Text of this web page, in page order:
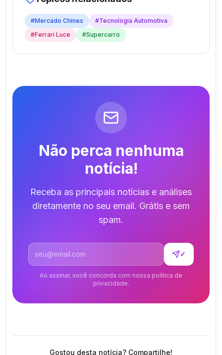
#Mercado Chines #Tecnologia Automotiva
#Ferrari Luce #Supercarro
Não perca nenhuma
notícia!
Receba as principais notícias e análises
diretamente no seu email. Grátis e sem
spam.
Endereço de email
✓
Ao assinar, você concorda com nossa política de
privacidade.
Gostou desta notícia? Compartilhe!